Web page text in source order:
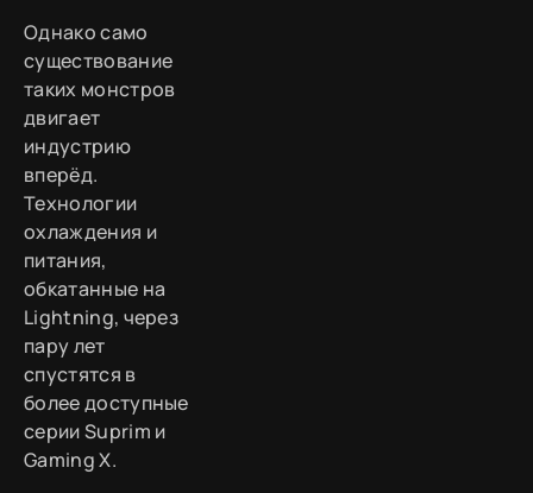
Однако само
существование
таких монстров
двигает
индустрию
вперёд.
Технологии
охлаждения и
питания,
обкатанные на
Lightning, через
пару лет
спустятся в
более доступные
серии Suprim и
Gaming X.